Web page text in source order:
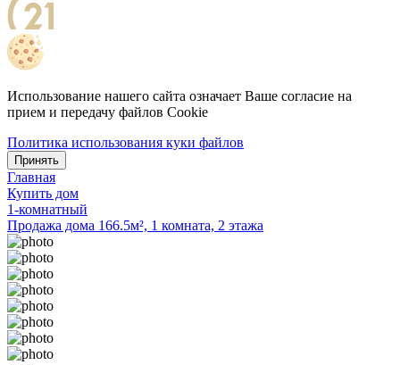
Использование нашего сайта означает Ваше согласие на
прием и передачу файлов Cookie
Политика использования куки файлов
Принять
Главная
Купить дом
1-комнатный
Продажа дома 166.5м², 1 комната, 2 этажа